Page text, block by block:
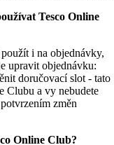
Tesco Online
i na objednávky,
upravit objednávku:
doručovací slot - tato
Clubu a vy nebudete
změn
Online Club?